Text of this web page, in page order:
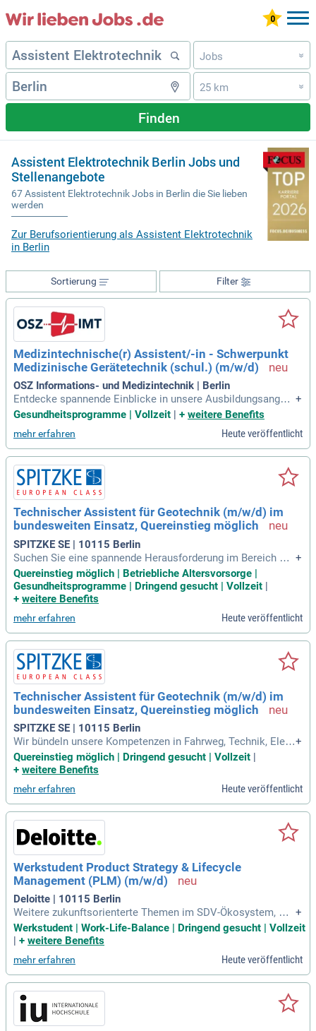
Jobs »
25 km »
Finden
Assistent Elektrotechnik Berlin Jobs und
Stellenangebote
67 Assistent Elektrotechnik Jobs in Berlin die Sie lieben
werden
Zur Berufsorientierung als Assistent Elektrotechnik
in Berlin
Filter
Sortierung
Medizintechnische(r) Assistent/-in - Schwerpunkt
Medizinische Gerätetechnik (schul.) (m/w/d)
OSZ Informations- und Medizintechnik | Berlin
Entdecke spannende Einblicke in unsere Ausbildungsangeb
ote. Lass dich von den Möglichkeiten inspirieren – hier erfä
+
Gesundheitsprogramme | Vollzeit
+ weitere Benefits
mehr erfahren Heute veröffentlicht
Technischer Assistent für Geotechnik (m/w/d) im
bundesweiten Einsatz, Quereinstieg möglich
SPITZKE SE | 10115 Berlin
Suchen Sie eine spannende Herausforderung im Bereich Ge
otechnik? Werden Sie technischer Assistent (m/w/d) im bu
ndesweiten Einsatz und unterstützen Sie unsere erfolgreich
en Bahninfrastrukturprojekte. Quereinsteiger sind herzlich w
rialbeschaffung und die Zuarbeit unserer geotechnischen W
erksachverständigen. Profitieren Sie von attraktiven Konditi
onen, einschließlich übertariflicher Auslöse, 30 Tagen Urlau
b und einer fairen Vergütung. Bewerben Sie sich jetzt und ge
stalten Sie die Zukunft der Bahninfrastruktur aktiv mit!
+
Quereinstieg möglich | Betriebliche Altersvorsorge |
Gesundheitsprogramme | Dringend gesucht | Vollzeit |
+ weitere Benefits
mehr erfahren Heute veröffentlicht
Technischer Assistent für Geotechnik (m/w/d) im
bundesweiten Einsatz, Quereinstieg möglich
SPITZKE SE | 10115 Berlin
Wir bündeln unsere Kompetenzen in Fahrweg, Technik, Elekt
rotechnik und Logistik. Bei uns erwarten Sie spannende Her
ausforderungen und über 130 Jobprofile sowie rund 20 Ausb
enten für Geotechnik (m/w/d), auch Quereinsteiger sind will
kommen. Ihre Aufgaben umfassen Baumanagement, Koordi
nation und Materialbeschaffung. Nutzen Sie die Chance, Teil
erfolgreicher Bahninfrastrukturprojekte zu werden. Bewerbe
n Sie sich jetzt und entdecken Sie eine vielfältige Karriere in
unserem dynamischen Team!
+
Quereinstieg möglich | Dringend gesucht | Vollzeit |
+ weitere Benefits
mehr erfahren Heute veröffentlicht
Werkstudent Product Strategy & Lifecycle
Management (PLM) (m/w/d)
Deloitte | 10115 Berlin
Weitere zukunftsorienterte Themen im SDV-Ökosystem, wie
OTA, DLCM oder E/E-Onboard-Offboard-Architekturen sind
willkommen. Perspektive: Du wirkst bei Angebotserstellung
s Wachstum.
+
Werkstudent | Work-Life-Balance | Dringend gesucht | Vollzeit
+ weitere Benefits
mehr erfahren Heute veröffentlicht